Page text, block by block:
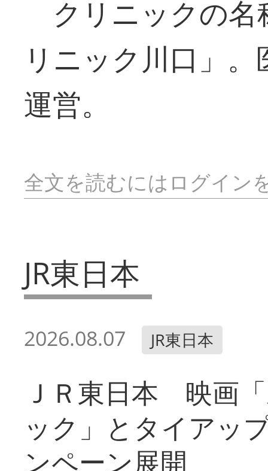
クリニックの名
リニック川口」
運営。
全文を読むにはログイン
JR東日本
2026.08.07 JR東日本
ＪＲ東日本 映画
ック」とタイアッ
ンペーン展開